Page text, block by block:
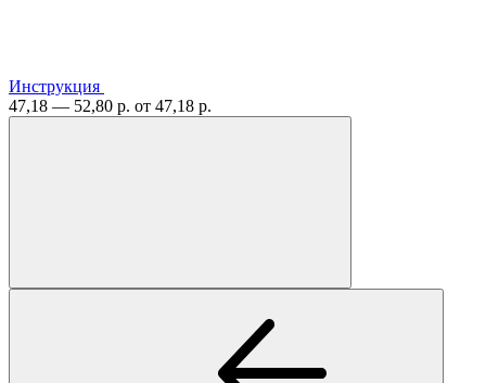
Инструкция
47,18 — 52,80 р. от 47,18 р.